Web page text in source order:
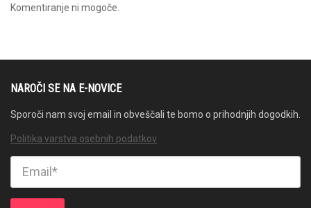
Komentiranje ni mogoče.
NAROČI SE NA E-NOVICE
Sporoči nam svoj email in obveščali te bomo o prihodnjih dogodkih.
Politika varstva osebnih podatkov